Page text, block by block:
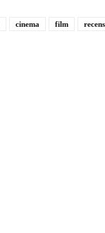
cinema film